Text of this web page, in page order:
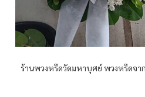
ร้านพวงหรีดวัดมหาบุศย์ พวงหรีดจา